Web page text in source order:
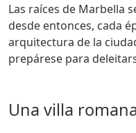
Las raíces de Marbella se remontan a la época fenicia y,
desde entonces, cada
arquitectura de la
prepárese para
Una villa